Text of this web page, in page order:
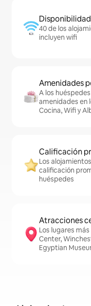
40 de los
incluyen wifi
Amenidades
A los
amenidades en
Cocina, Wifi y
Calificación
Los
calificación
huéspedes
Atracciones
Los lugares
Center,
Egyptian